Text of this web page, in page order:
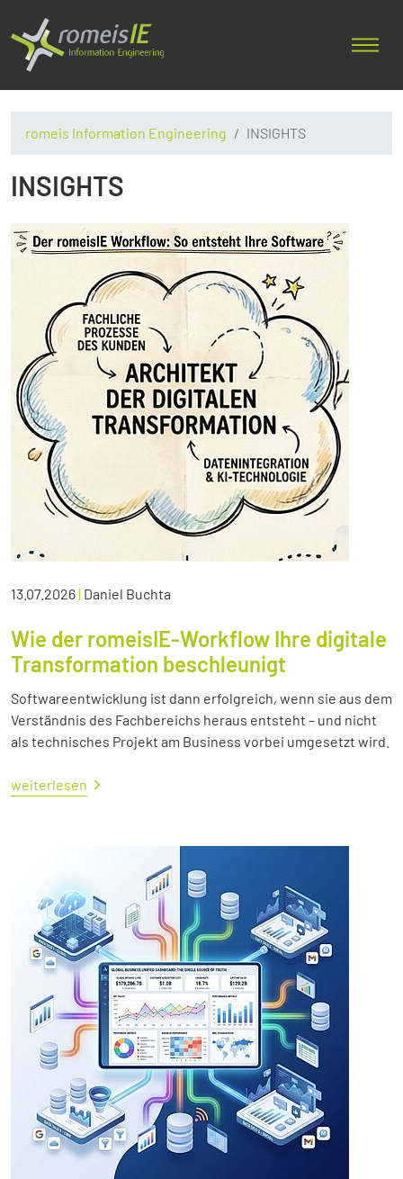
romeis Information Engineering INSIGHTS
INSIGHTS
13.07.2026| Daniel Buchta
Wie der romeisIE-Workflow Ihre digitale
Transformation beschleunigt
Softwareentwicklung ist dann erfolgreich, wenn sie aus dem
Verständnis des Fachbereichs heraus entsteht – und nicht
als technisches Projekt am Business vorbei umgesetzt wird.
weiterlesen